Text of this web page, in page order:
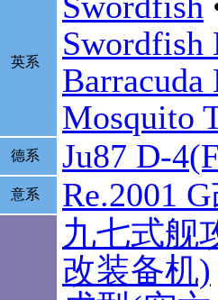
英系
Mosquito
德系 Ju87 D-
意系 Re.2001
九七式舰
改装备机)